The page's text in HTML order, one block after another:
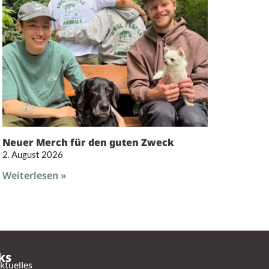
Neuer Merch für den guten Zweck
2. August 2026
Weiterlesen »